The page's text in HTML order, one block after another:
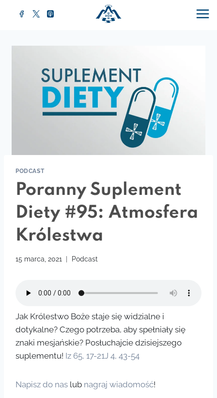
PODCAST
Poranny Suplement
Diety #95: Atmosfera
Królestwa
15 marca, 2021 Podcast
Jak Królestwo Boże staje się widzialne i
dotykalne? Czego potrzeba, aby spełniały się
znaki mesjańskie? Posłuchajcie dzisiejszego
suplementu! Iz 65, 17-21J 4, 43-54
Napisz do nas lub nagraj wiadomość!